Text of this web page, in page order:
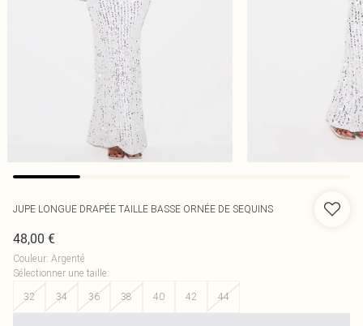
JUPE LONGUE DRAPÉE TAILLE BASSE ORNÉE DE SEQUINS
48,00 €
Couleur: Argenté
Sélectionner une taille:
32
34 36 38 40 42 44